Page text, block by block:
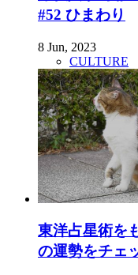
#52 ひまわり
8 Jun, 2023
CULTURE
東洋占星術を
の運勢をチェ